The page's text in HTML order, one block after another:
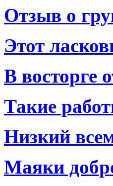
Отзыв о
Этот
В восторге
Такие
Низкий
Маяки